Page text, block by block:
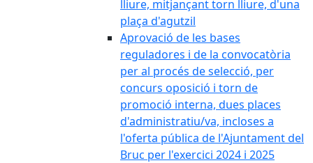
lliure, mitjançant torn lliure, d'una
plaça d'agutzil
Aprovació de les bases
reguladores i de la convocatòria
per al procés de selecció, per
concurs oposició i torn de
promoció interna, dues places
d'administratiu/va, incloses a
l'oferta pública de l'Ajuntament del
Bruc per l'exercici 2024 i 2025